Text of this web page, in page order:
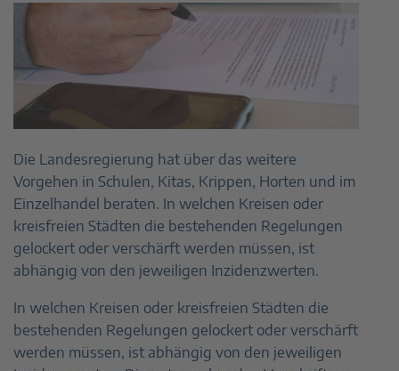
Die Landesregierung hat über das weitere
Vorgehen in Schulen, Kitas, Krippen, Horten und im
Einzelhandel beraten. In welchen Kreisen oder
kreisfreien Städten die bestehenden Regelungen
gelockert oder verschärft werden müssen, ist
abhängig von den jeweiligen Inzidenzwerten.
In welchen Kreisen oder kreisfreien Städten die
bestehenden Regelungen gelockert oder verschärft
werden müssen, ist abhängig von den jeweiligen